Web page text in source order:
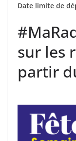
Date limite de
sur les
partir